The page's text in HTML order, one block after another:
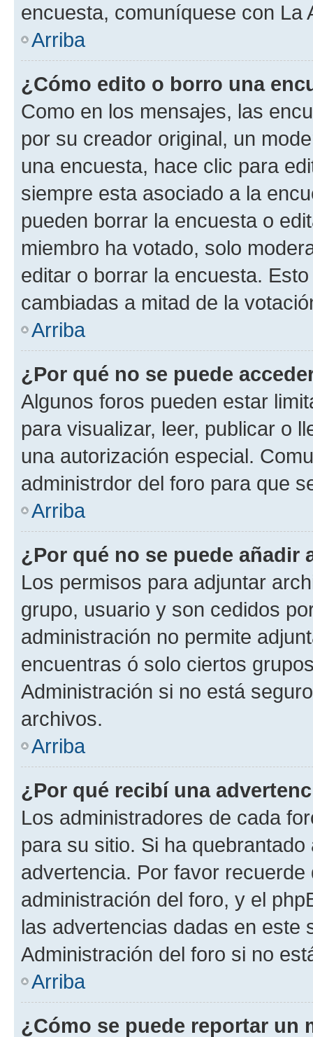
encuesta, comuníquese con La
Arriba
¿Cómo edito o borro una
Como en los mensajes, las
por su creador original, un
una encuesta, hace clic para
siempre esta asociado a la
pueden borrar la encuesta o
miembro ha votado, solo
editar o borrar la encuesta.
cambiadas a mitad de la
Arriba
¿Por qué no se puede
Algunos foros pueden estar
para visualizar, leer, publicar o
una autorización especial.
administrdor del foro para que
Arriba
¿Por qué no se puede añadir
Los permisos para adjuntar
grupo, usuario y son cedidos
administración no permite
encuentras ó solo ciertos
Administración si no está
archivos.
Arriba
¿Por qué recibí una
Los administradores de cada
para su sitio. Si ha
advertencia. Por favor
administración del foro, y el
las advertencias dadas en este
Administración del foro si no
Arriba
¿Cómo se puede reportar un